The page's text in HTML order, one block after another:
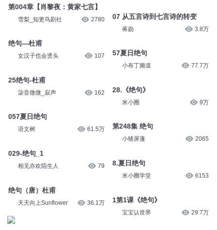
第004章【肖黎夜：黄家七言】
雪梨_知更鸟剧社 2780
绝句—杜甫
女汉子也会烫头 107
25绝句-杜甫
柒音微微_寂声 162
057夏日绝句
语文树 61.5万
029-绝句_1
相见亦欢陌生人 79
绝句（唐）杜甫
天天向上Sunflower 36.1万
07 从五言诗到七言诗的转变
蒋勋 3.8万
57夏日绝句
小布丁频道 77.7万
28.《绝句》
米小圈 9万
第248集 绝句
小猪屏蓬 2065
8.夏日绝句
米小圈学堂 6153
1第1课《绝句》
宝宝认世界 29.7万